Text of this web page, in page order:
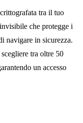
tra il tuo
che protegge i
navigare in sicurezza.
tra oltre 50
un accesso